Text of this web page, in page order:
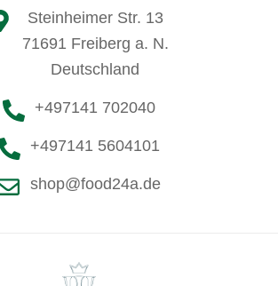
Steinheimer Str. 13
71691 Freiberg a. N.
Deutschland
+497141 702040
+497141 5604101
shop@food24a.de